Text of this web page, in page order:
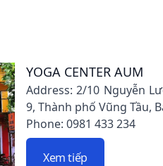
YOGA CENTER AUM
Address: 2/10 Nguyễn
9, Thành phố Vũng Tầu,
Phone: 0981 433 234
Xem tiếp